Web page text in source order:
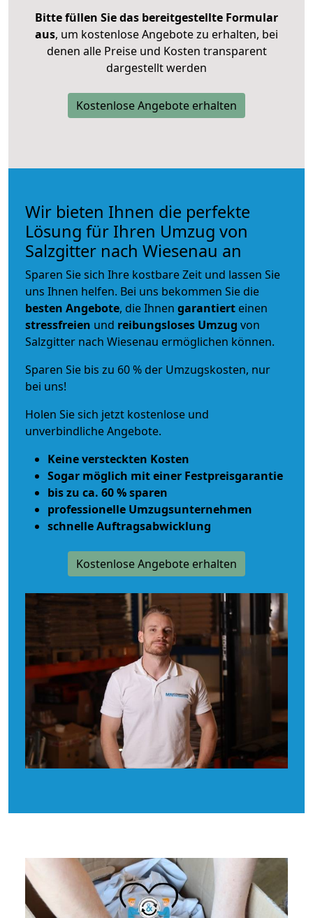
Bitte füllen Sie das bereitgestellte Formular
aus, um kostenlose Angebote zu erhalten, bei
denen alle Preise und Kosten transparent
dargestellt werden
Kostenlose Angebote erhalten
Wir bieten Ihnen die perfekte
Lösung für Ihren Umzug von
Salzgitter nach Wiesenau an
Sparen Sie sich Ihre kostbare Zeit und lassen Sie
uns Ihnen helfen. Bei uns bekommen Sie die
besten Angebote, die Ihnen garantiert einen
stressfreien und reibungsloses Umzug von
Salzgitter nach Wiesenau ermöglichen können.
Sparen Sie bis zu 60 % der Umzugskosten, nur
bei uns!
Holen Sie sich jetzt kostenlose und
unverbindliche Angebote.
Keine versteckten Kosten
Sogar möglich mit einer Festpreisgarantie
bis zu ca. 60 % sparen
professionelle Umzugsunternehmen
schnelle Auftragsabwicklung
Kostenlose Angebote erhalten